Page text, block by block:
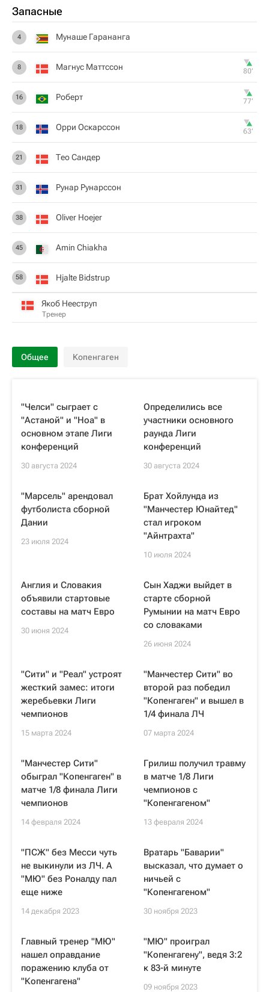
Запасные
4 Мунаше Гарананга
8 Магнус Маттссон 80‎’‎
16 Роберт 77‎’‎
18 Орри Оскарссон 63‎’‎
21 Тео Сандер
31 Рунар Рунарссон
38 Oliver Hoejer
45 Amin Chiakha
58 Hjalte Bidstrup
Якоб Нееструп
Тренер
Общее Копенгаген
"Челси" сыграет с
"Астаной" и "Ноа" в
основном этапе Лиги
конференций
30 августа 2024
Определились все
участники основного
раунда Лиги
конференций
30 августа 2024
"Марсель" арендовал
футболиста сборной
Дании
23 июля 2024
Брат Хойлунда из
"Манчестер Юнайтед"
стал игроком
"Айнтрахта"
10 июля 2024
Англия и Словакия
объявили стартовые
составы на матч Евро
30 июня 2024
Сын Хаджи выйдет в
старте сборной
Румынии на матч Евро
со словаками
26 июня 2024
"Сити" и "Реал" устроят
жесткий замес: итоги
жеребьевки Лиги
чемпионов
15 марта 2024
"Манчестер Сити" во
второй раз победил
"Копенгаген" и вышел в
1/4 финала ЛЧ
07 марта 2024
"Манчестер Сити"
обыграл "Копенгаген" в
матче 1/8 финала Лиги
чемпионов
14 февраля 2024
Грилиш получил травму
в матче 1/8 Лиги
чемпионов с
"Копенгагеном"
13 февраля 2024
"ПСЖ" без Месси чуть
не выкинули из ЛЧ. А
"МЮ" без Роналду пал
еще ниже
14 декабря 2023
Вратарь "Баварии"
высказал, что думает о
ничьей с
"Копенгагеном"
30 ноября 2023
Главный тренер "МЮ"
нашел оправдание
поражению клуба от
"Копенгагена"
"МЮ" проиграл
"Копенгагену", ведя 3:2
к 83-й минуте
09 ноября 2023